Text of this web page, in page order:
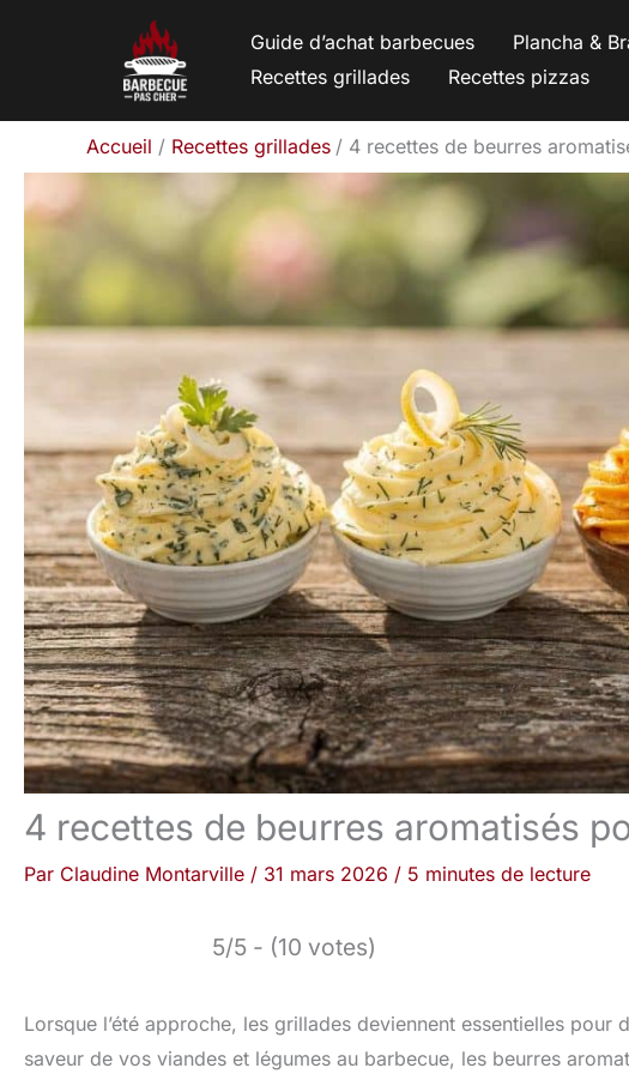
Guide d’achat barbecues Plancha &
Recettes grillades
Recettes pizzas
Accueil Recettes grillades 4 recettes de beurres
4 recettes de beurres aromatisés
Par Claudine Montarville / 31 mars 2026 / 5 minutes de lecture
5/5 - (10 votes)
Lorsque l’été approche, les grillades deviennent essentielles
saveur de vos viandes et légumes au barbecue, les beurres